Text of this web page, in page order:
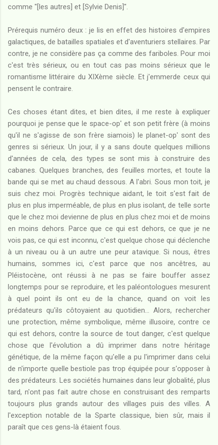
comme "[les autres] et [Sylvie Denis]".
Prérequis numéro deux : je lis en effet des histoires d'empires
galactiques, de batailles spatiales et d'aventuriers stellaires. Par
contre, je ne considère pas ça comme des fariboles. Pour moi
c'est très sérieux, ou en tout cas pas moins sérieux que le
romantisme littéraire du XIXème siècle. Et j'emmerde ceux qui
pensent le contraire.
Ces choses étant dites, et bien dites, il me reste à expliquer
pourquoi je pense que le space-op' et son petit frère (à moins
qu'il ne s'agisse de son frère siamois) le planet-op' sont des
genres si sérieux. Un jour, il y a sans doute quelques millions
d'années de cela, des types se sont mis à construire des
cabanes. Quelques branches, des feuilles mortes, et toute la
bande qui se met au chaud dessous. A l'abri. Sous mon toit, je
suis chez moi. Progrès technique aidant, le toit s'est fait de
plus en plus imperméable, de plus en plus isolant, de telle sorte
que le chez moi devienne de plus en plus chez moi et de moins
en moins dehors. Parce que ce qui est dehors, ce que je ne
vois pas, ce qui est inconnu, c'est quelque chose qui déclenche
à un niveau ou à un autre une peur atavique. Si nous, êtres
humains, sommes ici, c'est parce que nos ancêtres, au
Pléistocène, ont réussi à ne pas se faire bouffer assez
longtemps pour se reproduire, et les paléontologues mesurent
à quel point ils ont eu de la chance, quand on voit les
prédateurs qu'ils côtoyaient au quotidien... Alors, rechercher
une protection, même symbolique, même illusoire, contre ce
qui est dehors, contre la source de tout danger, c'est quelque
chose que l'évolution a dû imprimer dans notre héritage
génétique, de la même façon qu'elle a pu l'imprimer dans celui
de n'importe quelle bestiole pas trop équipée pour s'opposer à
des prédateurs. Les sociétés humaines dans leur globalité, plus
tard, n'ont pas fait autre chose en construisant des remparts
toujours plus grands autour des villages puis des villes. A
l'exception notable de la Sparte classique, bien sûr, mais il
paraît que ces gens-là étaient fous.